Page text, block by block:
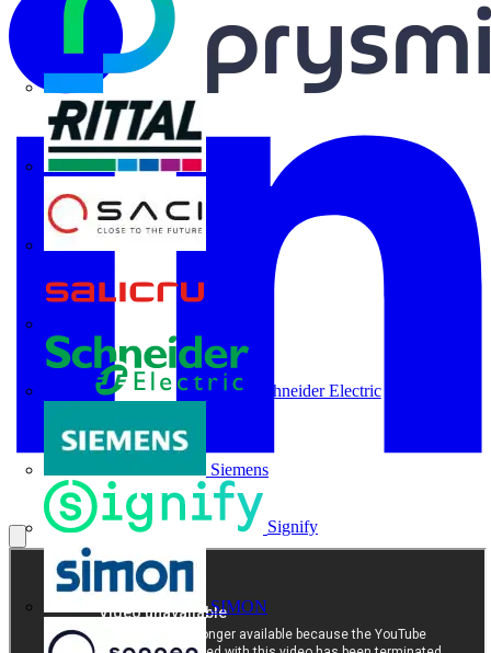
Schneider Electric
Siemens
Signify
SIMON